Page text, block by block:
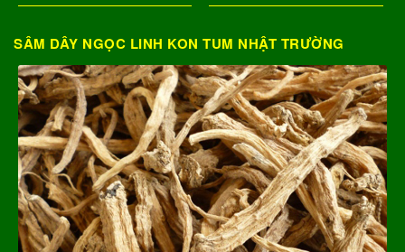
SÂM DÂY NGỌC LINH KON TUM NHẬT TRƯỜNG